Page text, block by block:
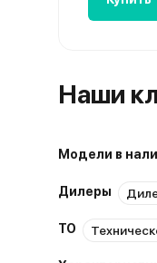
Наши
Модели в
Дилеры
ТО